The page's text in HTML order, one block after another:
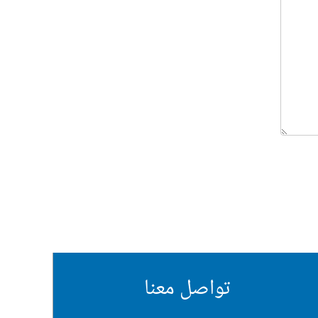
تواصل معنا